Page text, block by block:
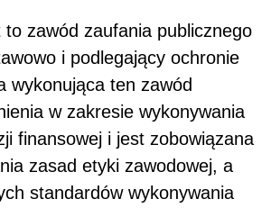
to zawód zaufania publicznego
i podlegający ochronie
wykonująca ten zawód
w zakresie wykonywania
finansowej i jest zobowiązana
zasad etyki zawodowej, a
standardów wykonywania